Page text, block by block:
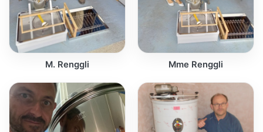
M. Renggli Mme Renggli